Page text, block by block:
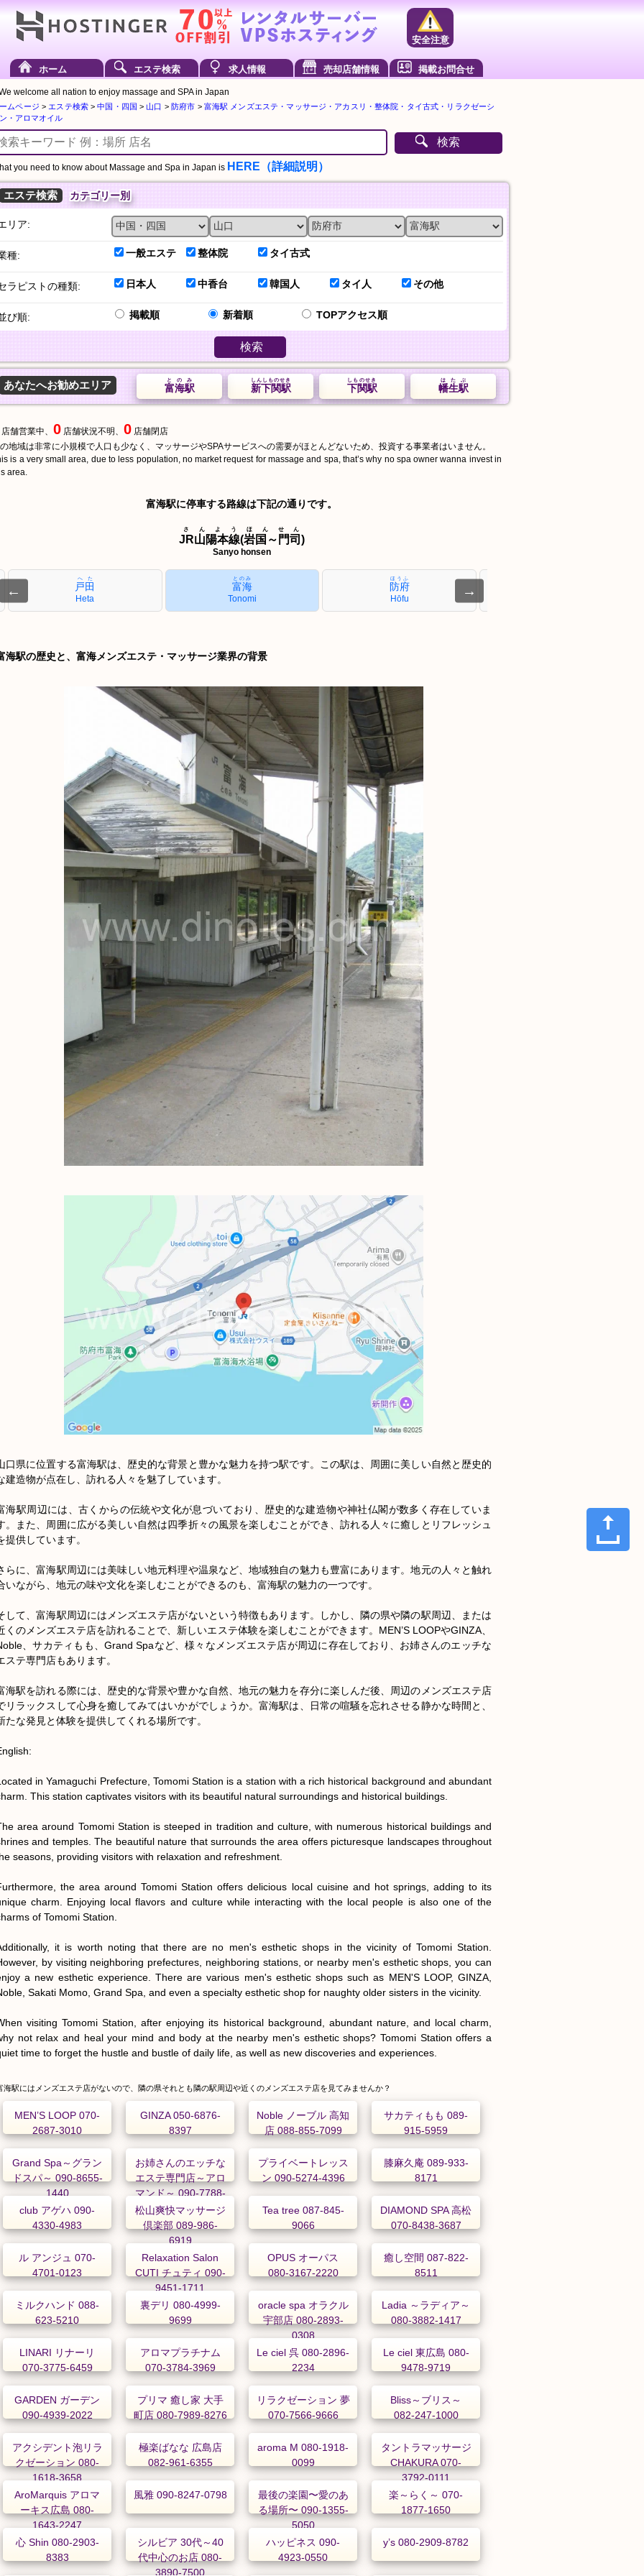
安全注意
ホーム エステ検索 求人情報 売却店舗情報 掲載お問合せ
welcome all nation to enjoy massage and SPA in Japan
ムページ > エステ検索>中国・四国 >山口 > 防府市 > 富海駅 メンズエステ・マッサージ・アカスリ・整体院・タイ古式・リラクゼーシ
・アロマオイル
検索
you need to know about Massage and Spa in Japan is HERE（詳細説明）
エステ検索 カテゴリー別
リア:
種: 一般エステ 整体院 タイ古式
ラピストの種類: 日本人 中香台 韓国人 タイ人 その他
び順: 掲載順 新着順 TOPアクセス順
検索
あなたへお勧めエリア 幡生駅
はたぶ
下関駅
しものせき
新下関駅
しんしものせき
富海駅
とのみ
店舗営業中、 0 店舗状況不明、 0 店舗閉店
地域は非常に小規模で人口も少なく、マッサージやSPAサービスへの需要がほとんどないため、投資する事業者はいません。
is a very small area, due to less population, no market request for massage and spa, that’s why no spa owner wanna invest in
area.
富海駅に停車する路線は下記の通りです。
JR山陽本線(岩国～門司)
さんようほんせん
Sanyo honsen
← 戸田
へた
Heta
富海
とのみ
Tonomi
防府
ほうふ
Hōfu
→
海駅の歴史と、富海メンズエステ・マッサージ業界の背景
口県に位置する富海駅は、歴史的な背景と豊かな魅力を持つ駅です。この駅は、周囲に美しい自然と歴史的
建造物が点在し、訪れる人々を魅了しています。
海駅周辺には、古くからの伝統や文化が息づいており、歴史的な建造物や神社仏閣が数多く存在していま
。また、周囲に広がる美しい自然は四季折々の風景を楽しむことができ、訪れる人々に癒しとリフレッシュ
提供しています。
らに、富海駅周辺には美味しい地元料理や温泉など、地域独自の魅力も豊富にあります。地元の人々と触れ
いながら、地元の味や文化を楽しむことができるのも、富海駅の魅力の一つです。
して、富海駅周辺にはメンズエステ店がないという特徴もあります。しかし、隣の県や隣の駅周辺、または
くのメンズエステ店を訪れることで、新しいエステ体験を楽しむことができます。MEN’S LOOPやGINZA、
、サカティもも、Grand Spaなど、様々なメンズエステ店が周辺に存在しており、お姉さんのエッチな
ステ専門店もあります。
海駅を訪れる際には、歴史的な背景や豊かな自然、地元の魅力を存分に楽しんだ後、周辺のメンズエステ店
リラックスして心身を癒してみてはいかがでしょうか。富海駅は、日常の喧騒を忘れさせる静かな時間と、
たな発見と体験を提供してくれる場所です。
in Yamaguchi Prefecture, Tomomi Station is a station with a rich historical background and abundant
This station captivates visitors with its beautiful natural surroundings and historical buildings.
area around Tomomi Station is steeped in tradition and culture, with numerous historical buildings and
and temples. The beautiful nature that surrounds the area offers picturesque landscapes throughout
seasons, providing visitors with relaxation and refreshment.
the area around Tomomi Station offers delicious local cuisine and hot springs, adding to its
charm. Enjoying local flavors and culture while interacting with the local people is also one of the
of Tomomi Station.
it is worth noting that there are no men's esthetic shops in the vicinity of Tomomi Station.
by visiting neighboring prefectures, neighboring stations, or nearby men's esthetic shops, you can
a new esthetic experience. There are various men's esthetic shops such as MEN'S LOOP, GINZA,
Sakati Momo, Grand Spa, and even a specialty esthetic shop for naughty older sisters in the vicinity.
visiting Tomomi Station, after enjoying its historical background, abundant nature, and local charm,
not relax and heal your mind and body at the nearby men's esthetic shops? Tomomi Station offers a
time to forget the hustle and bustle of daily life, as well as new discoveries and experiences.
海駅にはメンズエステ店がないので、隣の県それとも隣の駅周辺や近くのメンズエステ店を見てみませんか？
MEN’S LOOP 070-
2687-3010
GINZA 050-6876-
8397
Noble ノーブル 高知
店 088-855-7099
サカティもも 089-
915-5959
Grand Spa～グラン
ドスパ～ 090-8655-
1440
お姉さんのエッチな
エステ専門店～アロ
マンド～ 090-7788-
2200
プライベートレッス
ン 090-5274-4396
膝麻久庵 089-933-
8171
club アゲハ 090-
4330-4983
松山爽快マッサージ
倶楽部 089-986-
6919
Tea tree 087-845-
9066
DIAMOND SPA 高松
070-8438-3687
ル アンジュ 070-
4701-0123
Relaxation Salon
CUTI チュティ 090-
9451-1711
OPUS オーパス
080-3167-2220
癒し空間 087-822-
8511
ミルクハンド 088-
623-5210
裏デリ 080-4999-
9699
oracle spa オラクル
宇部店 080-2893-
0308
Ladia ～ラディア～
080-3882-1417
LINARI リナーリ
070-3775-6459
アロマプラチナム
070-3784-3969
Le ciel 呉 080-2896-
2234
Le ciel 東広島 080-
9478-9719
GARDEN ガーデン
090-4939-2022
プリマ 癒し家 大手
町店 080-7989-8276
リラクゼーション 夢
070-7566-9666
Bliss～ブリス～
082-247-1000
アクシデント泡リラ
クゼーション 080-
1618-3658
極楽ばなな 広島店
082-961-6355
aroma M 080-1918-
0099
タントラマッサージ
CHAKURA 070-
3792-0111
AroMarquis アロマ
ーキス広島 080-
1643-2247
風雅 090-8247-0798
最後の楽園〜愛のあ
る場所〜 090-1355-
5050
楽～らく～ 070-
1877-1650
心 Shin 080-2903-
8383
シルビア 30代～40
代中心のお店 080-
3890-7500
ハッピネス 090-
4923-0550
y’s 080-2909-8782